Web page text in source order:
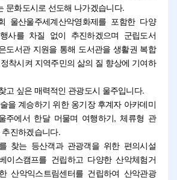
문화도시로 선도해 나가겠습니다.
울산울주세계산악영화제를 포함한 다양
사를 차질 없이 추진하겠으며 군립도서
도서관 지원을 통해 도서관을 생활권 복합
착시켜 지역주민의 삶의 질 향상에 기여하
고 싶은 매력적인 관광도시 울주입니다.
을 계승하기 위한 옹기장 후계자 아카데미
주에서 한달 머물며 여행하기, 체류형 관
진하겠습니다.
찾는 등산객과 관광객을 위한 편의시설
이스캠프를 건립하고 다양한 산악체험거
산악익스트림센터를 건립하여 산악관광